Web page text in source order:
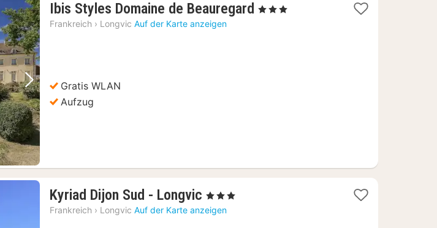
Nächstes Bild
Ibis Styles Domaine de Beauregard 1
, 3 Sterne
Frankreich › Longvic Auf der Karte anzeigen
Gratis WLAN
Aufzug
Kyriad Dijon Sud - Longvic 1
Nacht
, 3 Sterne
Frankreich › Longvic Auf der Karte anzeigen